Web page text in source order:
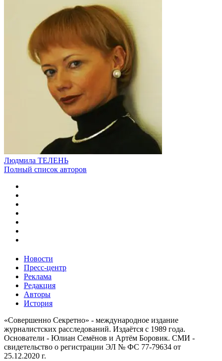
Людмила ТЕЛЕНЬ
Полный список авторов
Новости
Пресс-центр
Реклама
Редакция
Авторы
История
«Совершенно Секретно» - международное издание
журналистских расследований. Издаётся с 1989 года.
Основатели - Юлиан Семёнов и Артём Боровик. CМИ -
свидетельство о регистрации ЭЛ № ФС 77-79634 от
25.12.2020 г.